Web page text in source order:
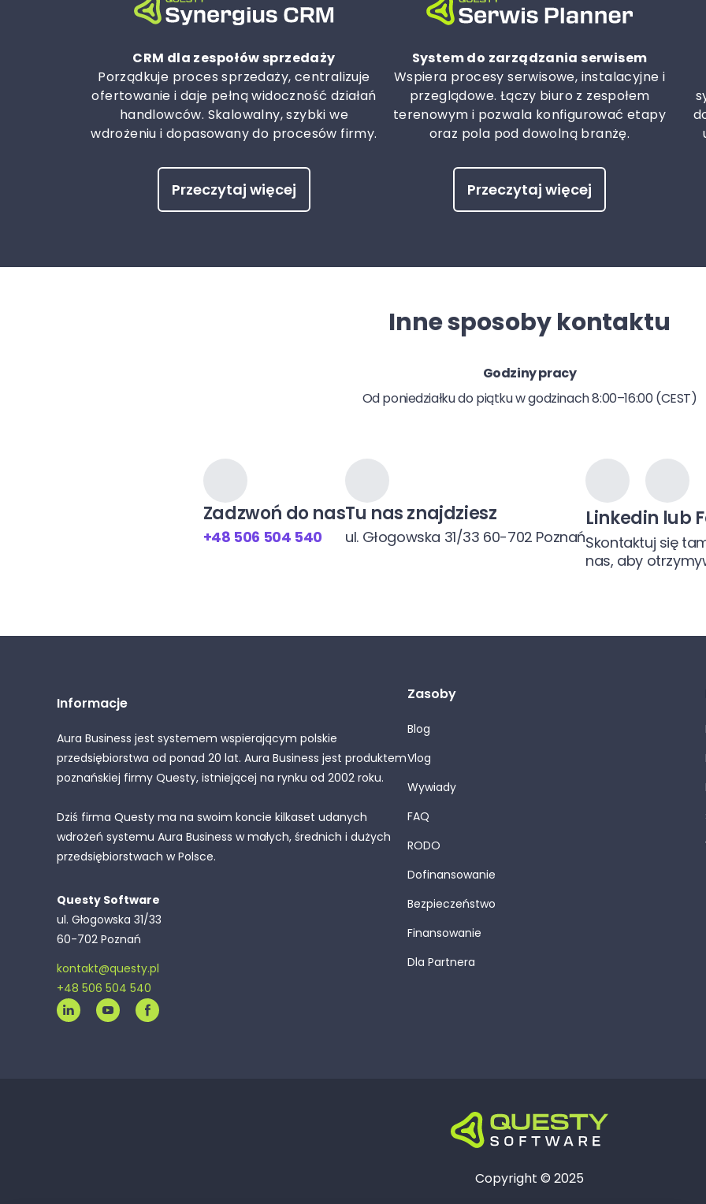
CRM dla zespołów sprzedaży
Porządkuje proces sprzedaży, centralizuje
ofertowanie i daje pełną widoczność działań
handlowców. Skalowalny, szybki we
wdrożeniu i dopasowany do procesów firmy.
Przeczytaj więcej
System do zarządzania serwisem
Wspiera procesy serwisowe, instalacyjne i
przeglądowe. Łączy biuro z zespołem
terenowym i pozwala konfigurować etapy
oraz pola pod dowolną branżę.
Przeczytaj więcej
Inne sposoby kontaktu
Godziny pracy
Od poniedziałku do piątku w godzinach 8:00–16:00 (CEST)
Zadzwoń do nas
+48 506 504 540
Tu nas znajdziesz
ul. Głogowska 31/33 60-702 Poznań
Linkedin lub
Skontaktuj się
nas, aby
Informacje
Aura Business jest systemem wspierającym polskie
przedsiębiorstwa od ponad 20 lat. Aura Business jest produktem
poznańskiej firmy Questy, istniejącej na rynku od 2002 roku.
Dziś firma Questy ma na swoim koncie kilkaset udanych
wdrożeń systemu Aura Business w małych, średnich i dużych
przedsiębiorstwach w Polsce.
Questy Software
ul. Głogowska 31/33
60-702 Poznań
kontakt@questy.pl
+48 506 504 540
Zasoby
Blog
Vlog
Wywiady
FAQ
RODO
Dofinansowanie
Bezpieczeństwo
Finansowanie
Dla Partnera
Copyright © 2025